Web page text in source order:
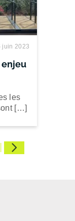
juin 2023
enjeu
les
[…]